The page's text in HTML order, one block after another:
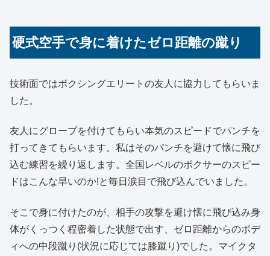
硬式空手で身に着けたゼロ距離の蹴り
技術面ではボクシングエリートの友人に協力してもらいま
した。
友人にグローブを付けてもらい本気のスピードでパンチを
打ってきてもらいます。私はそのパンチを避けて懐に飛び
込む練習を繰り返します。全国レベルのボクサーのスピー
ドはこんな早いのか!と毎日涙目で飛び込んでいました。
そこで身に付けたのが、相手の攻撃を避け懐に飛び込み身
体がくっつく程密着した状態で出す、ゼロ距離からのボデ
ィへの中段蹴り(状況に応じては膝蹴り)でした。マイクタ